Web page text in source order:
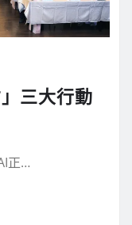
三大行動
正…